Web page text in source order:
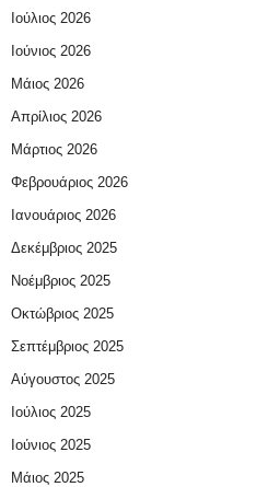
Ιούλιος 2026
Ιούνιος 2026
Μάιος 2026
Απρίλιος 2026
Μάρτιος 2026
Φεβρουάριος 2026
Ιανουάριος 2026
Δεκέμβριος 2025
Νοέμβριος 2025
Οκτώβριος 2025
Σεπτέμβριος 2025
Αύγουστος 2025
Ιούλιος 2025
Ιούνιος 2025
Μάιος 2025